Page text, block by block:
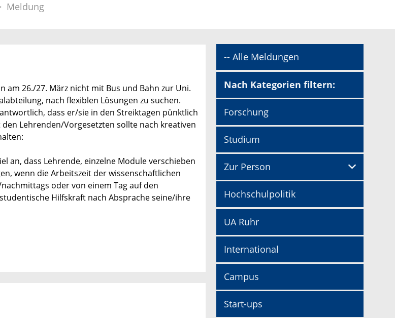
Meldung
am 26./27. März nicht mit Bus und Bahn zur Uni.
nach flexiblen Lösungen zu suchen.
dass er/sie in den Streiktagen pünktlich
Lehrenden/Vorgesetzten sollte nach kreativen
an, dass Lehrende, einzelne Module verschieben
wenn die Arbeitszeit der wissenschaftlichen
oder von einem Tag auf den
Hilfskraft nach Absprache seine/ihre
-- Alle Meldungen
Nach Kategorien filtern:
Forschung
Studium
Zur Person
Hochschulpolitik
UA Ruhr
International
Campus
Start-ups